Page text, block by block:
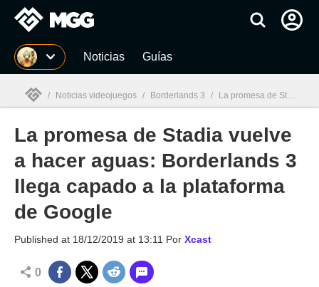
MGG Noticias Guías
MGG
/ Noticias videojuegos / Borderlands 3 / La promesa de Stadia vuelve a hacer aguas: Borderlands 3 llega capado a la plataforma de Google
La promesa de Stadia vuelve
a hacer aguas: Borderlands 3
llega capado a la plataforma
de Google
Published at 18/12/2019 at 13:11 Por Xcast
0